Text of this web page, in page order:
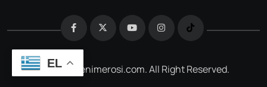
@2026 e-enimerosi.com. All Right Reserved.
EL